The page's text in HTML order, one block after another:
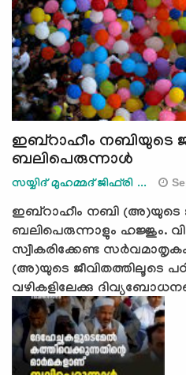
ഇബ്‌റാഹീം നബിയുടെ
ബലിപെരുന്നാള്‍
സയ്യിദ് മുഹമ്മദ് ജിഫ്‌രി ...
ഇബ്‌റാഹീം നബി (അ)യുടെ
ബലിപെരുന്നാളും ഹജ്ജും.
സ്വീകരിക്കേണ്ട
(അ)യുടെ ജീവിതത്തിലൂടെ
വഴികളിലേക്കു